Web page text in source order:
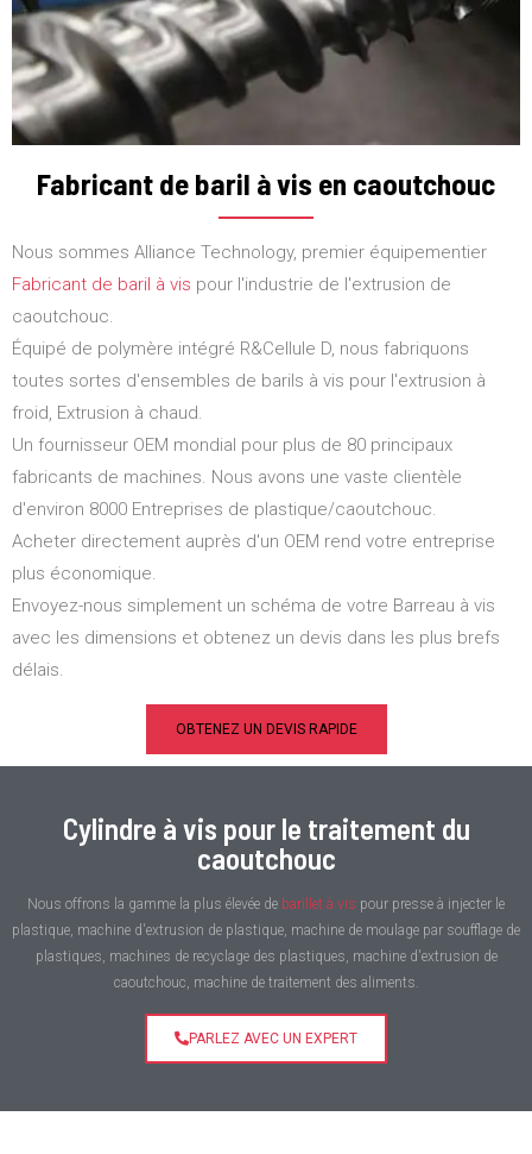
Fabricant de baril à vis en caoutchouc
Nous sommes Alliance Technology, premier équipementier
Fabricant de baril à vis pour l'industrie de l'extrusion de
caoutchouc.
Équipé de polymère intégré R&Cellule D, nous fabriquons
toutes sortes d'ensembles de barils à vis pour l'extrusion à
froid, Extrusion à chaud.
Un fournisseur OEM mondial pour plus de 80 principaux
fabricants de machines. Nous avons une vaste clientèle
d'environ 8000 Entreprises de plastique/caoutchouc.
Acheter directement auprès d'un OEM rend votre entreprise
plus économique.
Envoyez-nous simplement un schéma de votre Barreau à vis
avec les dimensions et obtenez un devis dans les plus brefs
délais.
OBTENEZ UN DEVIS RAPIDE
Cylindre à vis pour le traitement du
caoutchouc
Nous offrons la gamme la plus élevée de barillet à vis pour presse à injecter le
plastique, machine d'extrusion de plastique, machine de moulage par soufflage de
plastiques, machines de recyclage des plastiques, machine d'extrusion de
caoutchouc, machine de traitement des aliments.
PARLEZ AVEC UN EXPERT